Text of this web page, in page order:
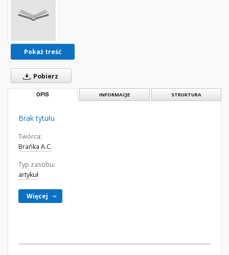
Pokaż treść
Pobierz
OPIS INFORMACJE STRUKTURA
Brak tytułu
Twórca:
Brańka A.C.
Typ zasobu:
artykuł
Więcej